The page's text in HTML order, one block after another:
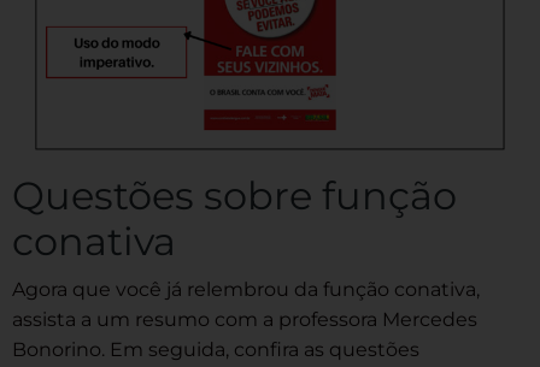
Questões sobre função
conativa
Agora que você já relembrou da função conativa,
assista a um resumo com a professora Mercedes
Bonorino. Em seguida, confira as questões